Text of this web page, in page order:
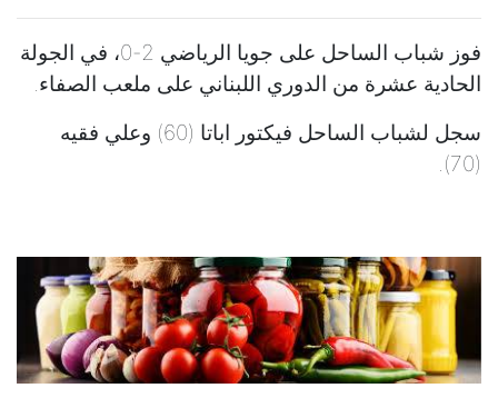
فوز شباب الساحل على جويا الرياضي 2-0، في الجولة
الحادية عشرة من الدوري اللبناني على ملعب الصفاء.
سجل لشباب الساحل فيكتور اباتا (60) وعلي فقيه
(70).